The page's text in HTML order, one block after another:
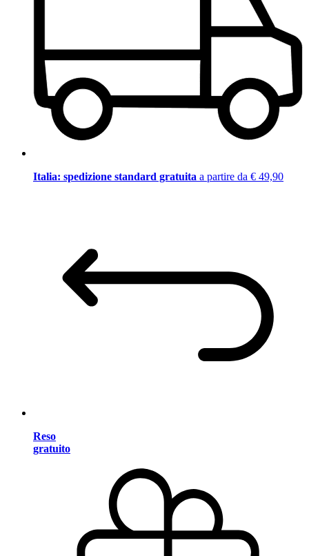
Italia: spedizione standard gratuita a partire da € 49,90
Reso
gratuito